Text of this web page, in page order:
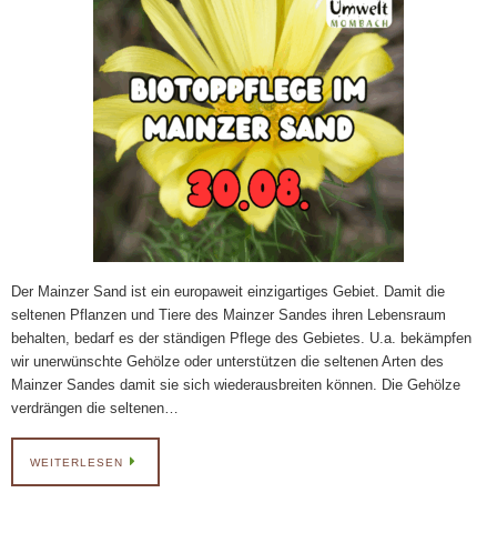
Der Mainzer Sand ist ein europaweit einzigartiges Gebiet. Damit die
seltenen Pflanzen und Tiere des Mainzer Sandes ihren Lebensraum
behalten, bedarf es der ständigen Pflege des Gebietes. U.a. bekämpfen
wir unerwünschte Gehölze oder unterstützen die seltenen Arten des
Mainzer Sandes damit sie sich wiederausbreiten können. Die Gehölze
verdrängen die seltenen…
WEITERLESEN